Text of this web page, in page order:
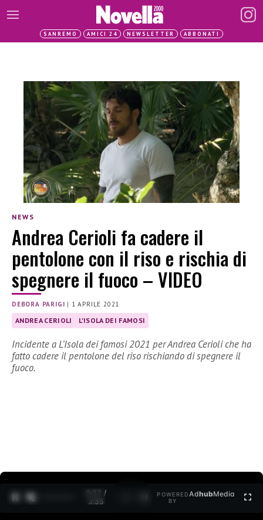
SANREMO AMICI 24 NEWSLETTER ABBONATI
NEWS
Andrea Cerioli fa cadere il
pentolone con il riso e rischia di
spegnere il fuoco – VIDEO
DEBORA PARIGI | 1 APRILE 2021
ANDREA CERIOLI L'ISOLA DEI FAMOSI
Incidente a L’Isola dei famosi 2021 per Andrea Cerioli che ha
fatto cadere il pentolone del riso rischiando di spegnere il
fuoco.
0:27 /
3:35
POWERED
BY
AdhubMedia